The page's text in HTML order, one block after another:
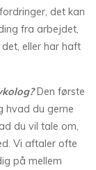
det kan
fra arbejdet,
eller har haft
Den første
hvad du gerne
du vil tale om,
Vi aftaler ofte
på mellem